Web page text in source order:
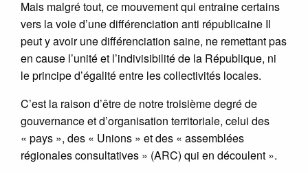
Mais malgré tout, ce mouvement qui entraine certains
vers la voie d’une différenciation anti républicaine Il
peut y avoir une différenciation saine, ne remettant pas
en cause l’unité et l’indivisibilité de la République, ni
le principe d’égalité entre les collectivités locales.
C’est la raison d’être de notre troisième degré de
gouvernance et d’organisation territoriale, celui des
« pays », des « Unions » et des « assemblées
régionales consultatives » (ARC) qui en découlent ».